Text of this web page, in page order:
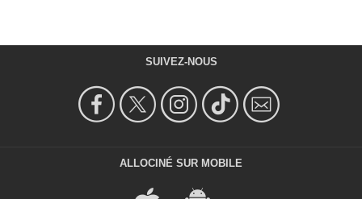
SUIVEZ-NOUS
ALLOCINÉ SUR MOBILE